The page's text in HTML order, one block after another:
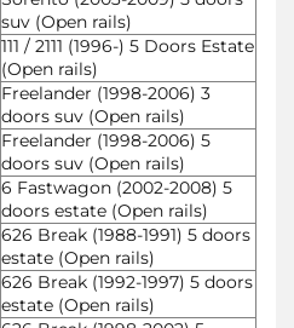
suv (Open rails)
111 / 2111 (1996-) 5 Doors Estate
(Open rails)
Freelander (1998-2006) 3
doors suv (Open rails)
Freelander (1998-2006) 5
doors suv (Open rails)
6 Fastwagon (2002-2008) 5
doors estate (Open rails)
626 Break (1988-1991) 5 doors
estate (Open rails)
626 Break (1992-1997) 5 doors
estate (Open rails)